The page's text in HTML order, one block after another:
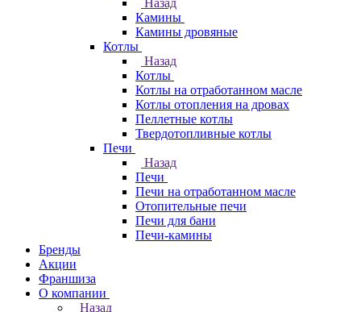
Назад
Камины
Камины дровяные
Котлы
Назад
Котлы
Котлы на отработанном масле
Котлы отопления на дровах
Пеллетные котлы
Твердотопливные котлы
Печи
Назад
Печи
Печи на отработанном масле
Отопительные печи
Печи для бани
Печи-камины
Бренды
Акции
Франшиза
О компании
Назад